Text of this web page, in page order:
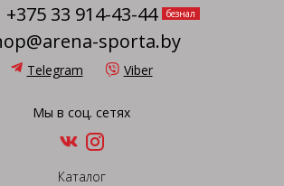
+375 33 914-43-44
безнал
sporta.by
Telegram Viber
Мы в соц. сетях
Каталог